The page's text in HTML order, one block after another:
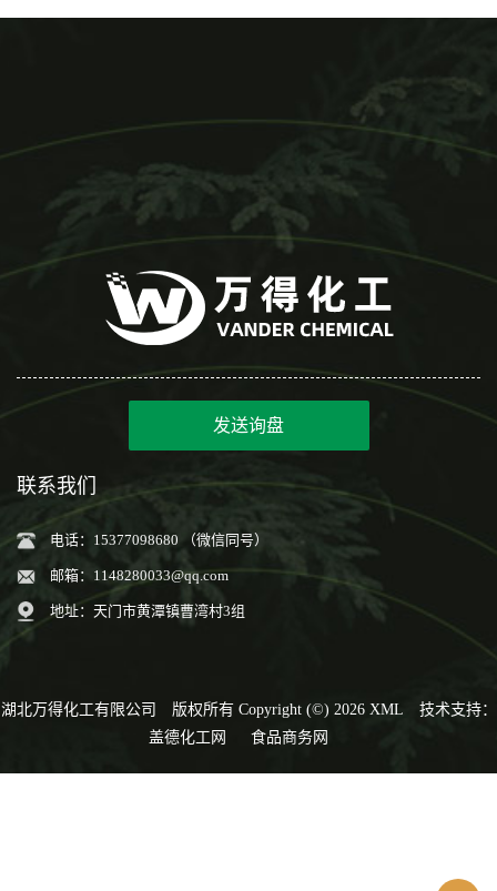
发送询盘
联系我们
电话：15377098680 （微信同号）
邮箱： 1148280033@qq.com
地址：天门市黄潭镇曹湾村3组
湖北万得化工有限公司 版权所有 Copyright (©) 2026 XML
技术支持：
盖德化工网
食品商务网